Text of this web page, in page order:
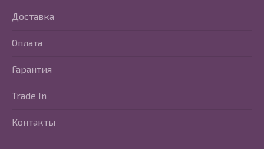
Доставка
Оплата
Гарантия
Trade In
Контакты